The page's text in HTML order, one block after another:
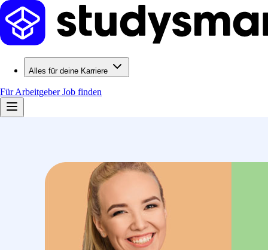
Alles für deine Karriere
Für ArbeitgeberJob finden